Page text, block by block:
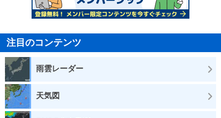
注目のコンテンツ
雨雲レーダー
天気図